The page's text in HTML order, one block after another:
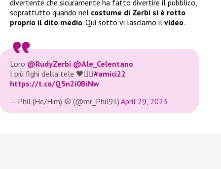
divertente che sicuramente ha fatto divertire il pubblico,
soprattutto quando nel costume di Zerbi si è rotto
proprio il dito medio. Qui sotto vi lasciamo il video.
Loro @RudyZerbi @Ale_Celentano
I più fighi della tele 🖤❤️‍🔥#amici22
https://t.co/Q5n2i0BiNw
— Phil (He/Him) ☮️ (@mr_Phil91) April 29, 2023